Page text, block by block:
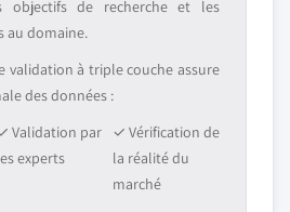
objectifs de recherche et les
au domaine.
validation à triple couche assure
des données :
Validation par
experts
✓ Vérification de
la réalité du
marché